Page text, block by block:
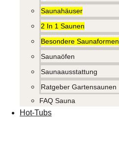
Saunahäuser
2 In 1 Saunen
Besondere Saunaformen
Saunaöfen
Saunaausstattung
Ratgeber Gartensaunen
FAQ Sauna
Hot-Tubs